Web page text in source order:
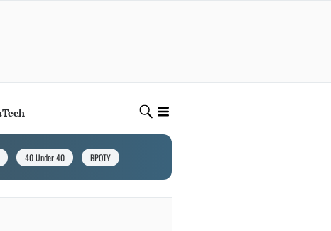
Tech
40 Under 40 BPOTY